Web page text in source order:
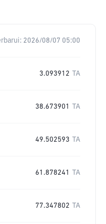
2026/08/07 05:00
3.093912 TA
38.673901 TA
49.502593 TA
61.878241 TA
77.347802 TA